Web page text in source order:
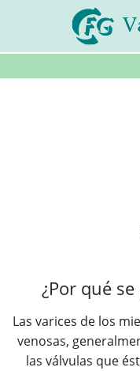
¿Por qué
Las varices de los
venosas,
las válvulas que